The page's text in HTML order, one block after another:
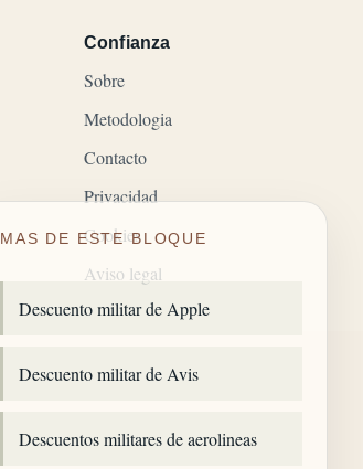
MAS DE ESTE BLOQUE
Descuento militar de Apple
Descuento militar de Avis
Descuentos militares de aerolineas
Confianza
Sobre
Metodologia
Contacto
Privacidad
Cookies
Aviso legal